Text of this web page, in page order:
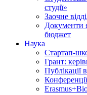
студії»
Заочне
Документи
бюджет
Наука
Стартап-
Грант:
Публікації
Конференції